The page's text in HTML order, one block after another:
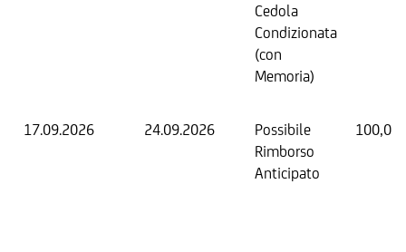
Cedola
Condizionata
(con
Memoria)
17.09.2026 24.09.2026
Possibile
Rimborso
Anticipato
100,00